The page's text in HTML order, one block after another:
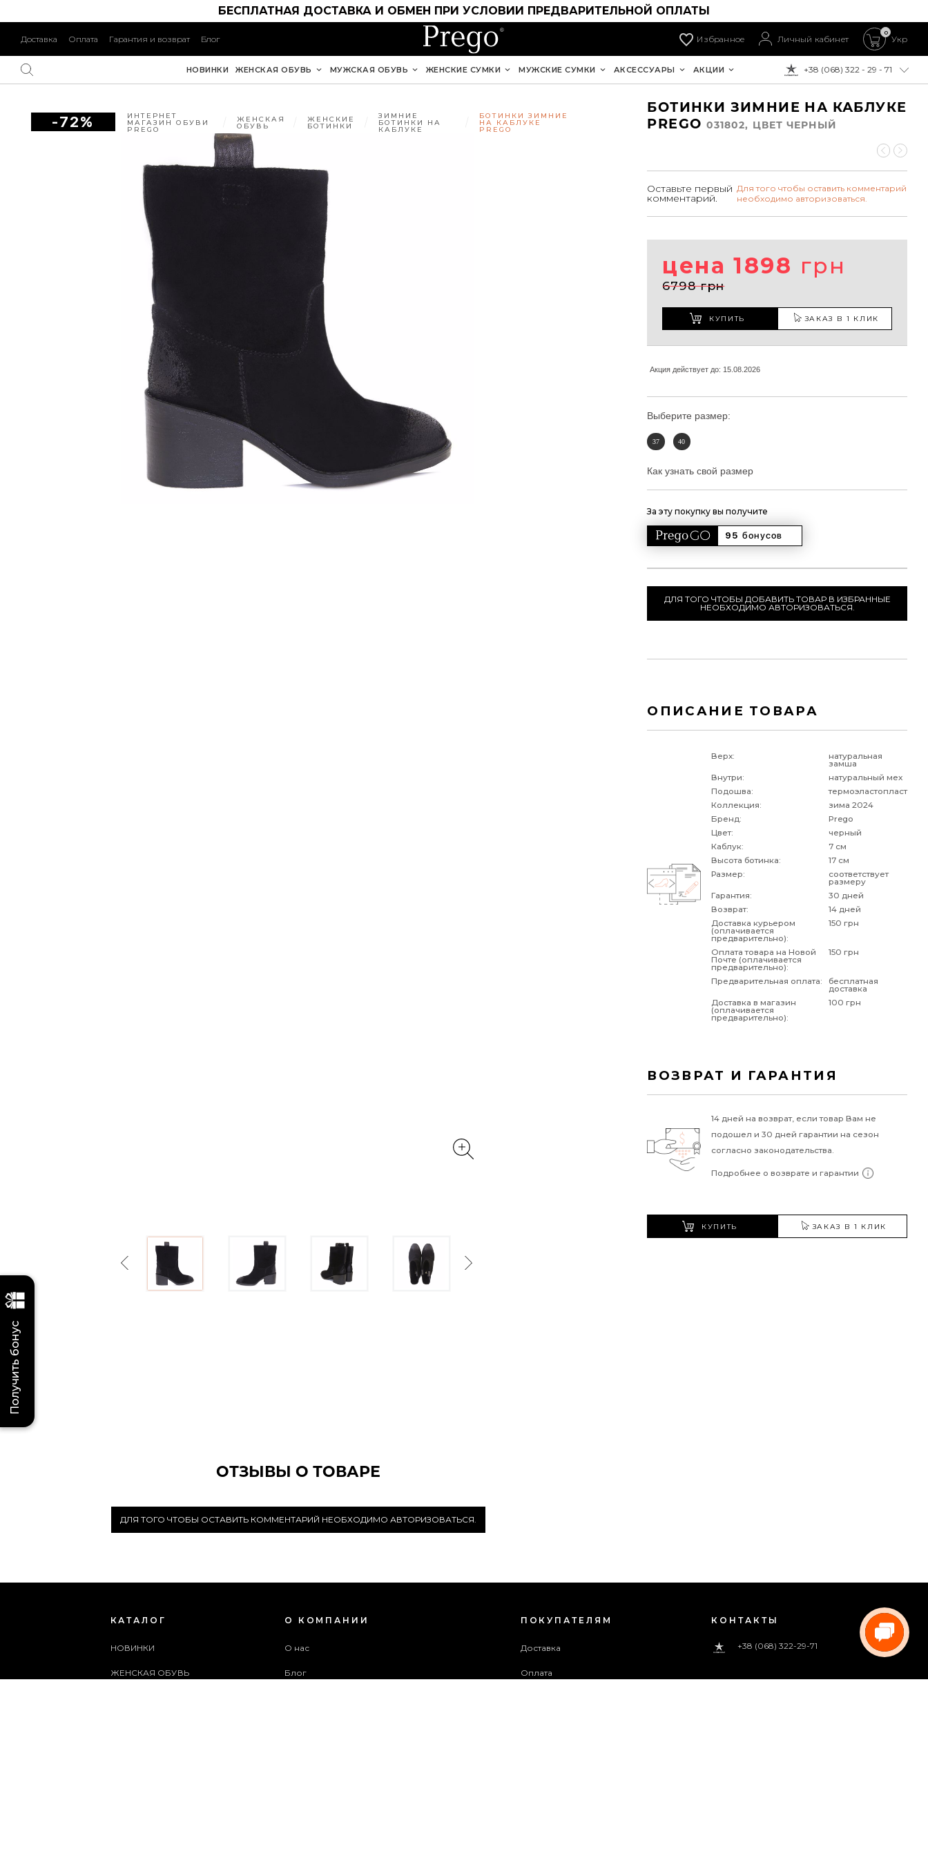
БЕСПЛАТНАЯ ДОСТАВКА И ОБМЕН ПРИ УСЛОВИИ ПРЕДВАРИТЕЛЬНОЙ ОПЛАТЫ
Доставка Оплата Гарантия и возврат Блог Избранное Личный кабинет
0
Укр
К ОПЛАТЕ:
+38 (068) 322 - 29 - 71
НОВИНКИ ЖЕНСКАЯ ОБУВЬ МУЖСКАЯ ОБУВЬ ЖЕНСКИЕ СУМКИ МУЖСКИЕ СУМКИ АКСЕССУАРЫ АКЦИИ
-72% ИНТЕРНЕТ
МАГАЗИН ОБУВИ
PREGO
ЖЕНСКАЯ
ОБУВЬ
ЖЕНСКИЕ
БОТИНКИ
ЗИМНИЕ
БОТИНКИ НА
КАБЛУКЕ
БОТИНКИ ЗИМНИЕ
НА КАБЛУКЕ
PREGO
Previous Next
ОТЗЫВЫ О ТОВАРЕ
ДЛЯ ТОГО ЧТОБЫ ОСТАВИТЬ КОММЕНТАРИЙ НЕОБХОДИМО АВТОРИЗОВАТЬСЯ.
БОТИНКИ ЗИМНИЕ НА КАБЛУКЕ
PREGO 031802, ЦВЕТ ЧЕРНЫЙ
Оставьте первый
комментарий.
Для того чтобы оставить комментарий
необходимо авторизоваться.
цена 1898 грн
6798 грн
КУПИТЬ ЗАКАЗ В 1 КЛИК
Акция действует до: 15.08.2026
Выберите размер:
37 40
Как узнать свой размер
За эту покупку вы получите
95 бонусов
ДЛЯ ТОГО ЧТОБЫ ДОБАВИТЬ ТОВАР В ИЗБРАННЫЕ
НЕОБХОДИМО АВТОРИЗОВАТЬСЯ.
ОПИСАНИЕ ТОВАРА
Верх: натуральная
замша
Внутри:
натуральный мех
Подошва:
термоэластопласт
Коллекция:
зима 2024
Бренд:
Prego
Цвет:
черный
Каблук:
7 см
Высота ботинка:
17 см
Размер:
соответствует
размеру
Гарантия:
30 дней
Возврат:
14 дней
Доставка курьером
(оплачивается
предварительно):
150 грн
Оплата товара на Новой
Почте (оплачивается
предварительно):
150 грн
Предварительная оплата: бесплатная
доставка
Доставка в магазин
(оплачивается
предварительно):
100 грн
ВОЗВРАТ И ГАРАНТИЯ
14 дней на возврат, если товар Вам не
подошел и 30 дней гарантии на сезон
согласно законодательства.
Подробнее о возврате и гарантии
КУПИТЬ ЗАКАЗ В 1 КЛИК
КАТАЛОГ
НОВИНКИ
ЖЕНСКАЯ ОБУВЬ
О КОМПАНИИ
О нас
Блог
ПОКУПАТЕЛЯМ
Доставка
Оплата
КОНТАКТЫ
+38 (068) 322-29-71
0 800 33-00-83
Получить бонус